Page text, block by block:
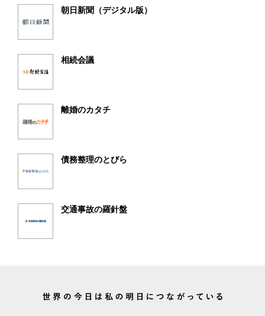
朝日新聞（デジタル版）
相続会議
離婚のカタチ
債務整理のとびら
交通事故の羅針盤